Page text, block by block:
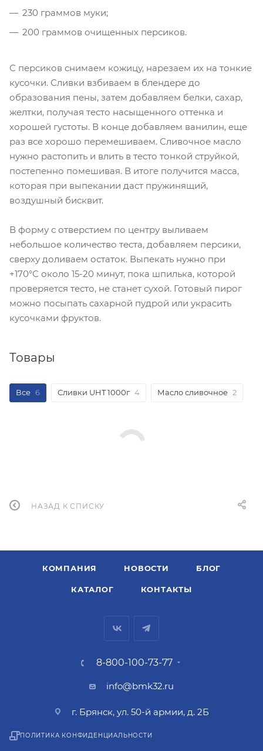
230 граммов муки;
200 граммов очищенных персиков.
С персиков снимаем кожицу, нарезаем их на тонкие
кусочки. Сливки взбиваем в блендере до
образования пены, затем добавляем белки, сахар,
желтки, получая тесто насыщенного оттенка и
хорошей густоты. В конце добавляем ванилин, еще
раз все хорошо перемешиваем. Сливочное масло
нужно растопить и влить в тесто тонкой струйкой,
постепенно помешивая. В итоге получится масса,
которая при выпекании даст пружинящий,
воздушный бисквит.
В форму с отверстием по центру выливаем
небольшое количество теста, добавляем персики,
сверху доливаем остаток. Выпекать нужно при
+170°С около 15-20 минут, пока шпилька, которой
проверяется тесто, не станет сухой. Готовый пирог
можно посыпать сахарной пудрой или украсить
кусочками фруктов.
Товары
Все 6 Сливки UHT 1000г 4 Масло сливочное 2
НАЗАД К СПИСКУ
КОМПАНИЯ НОВОСТИ БЛОГ
КАТАЛОГ КОНТАКТЫ
8-800-100-73-77
info@bmk32.ru
г. Брянск, ул. 50-й армии, д. 2Б
ПОЛИТИКА КОНФИДЕНЦИАЛЬНОСТИ